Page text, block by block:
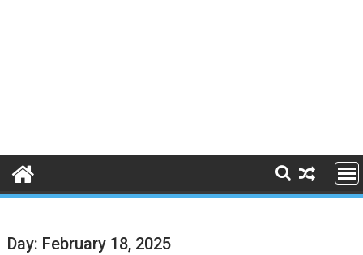
Day: February 18, 2025